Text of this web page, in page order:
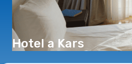
Hotel a Kars